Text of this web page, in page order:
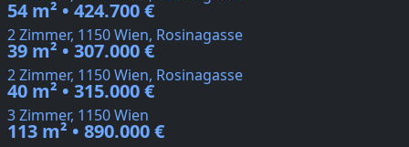
54 m² • 424.700 €
2 Zimmer, 1150 Wien, Rosinagasse
39 m² • 307.000 €
2 Zimmer, 1150 Wien, Rosinagasse
40 m² • 315.000 €
3 Zimmer, 1150 Wien
113 m² • 890.000 €